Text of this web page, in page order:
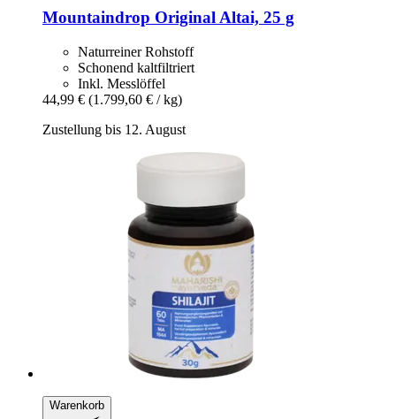
Mountaindrop Original Altai, 25 g
Naturreiner Rohstoff
Schonend kaltfiltriert
Inkl. Messlöffel
44,99 € (1.799,60 € / kg)
Zustellung bis 12. August
Warenkorb